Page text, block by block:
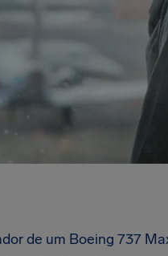
de um Boeing 737